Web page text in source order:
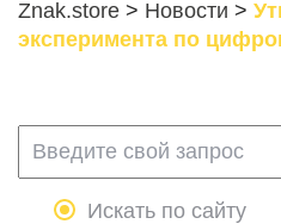
Znak.store > Новости >
эксперимента по
Искать по сайту